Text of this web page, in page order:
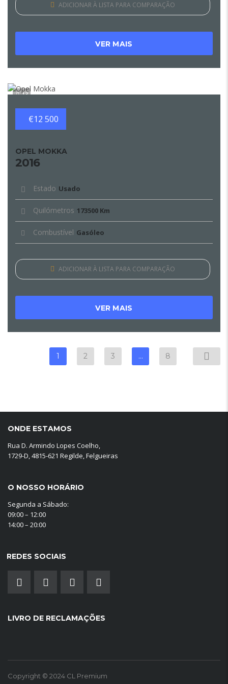
ADICIONAR À LISTA PARA COMPARAÇÃO
VER MAIS
13
€12 500
OPEL MOKKA
2016
Estado Usado
Quilómetros 173500 Km
Combustível Gasóleo
ADICIONAR À LISTA PARA COMPARAÇÃO
VER MAIS
1 2 3 … 8
ONDE ESTAMOS
Rua D. Armindo Lopes Coelho,
1729-D, 4815-621 Regilde, Felgueiras
O NOSSO HORÁRIO
Segunda a Sábado:
09:00 – 12:00
14:00 – 20:00
REDES SOCIAIS
LIVRO DE RECLAMAÇÕES
Copyright © 2024 CL Premium